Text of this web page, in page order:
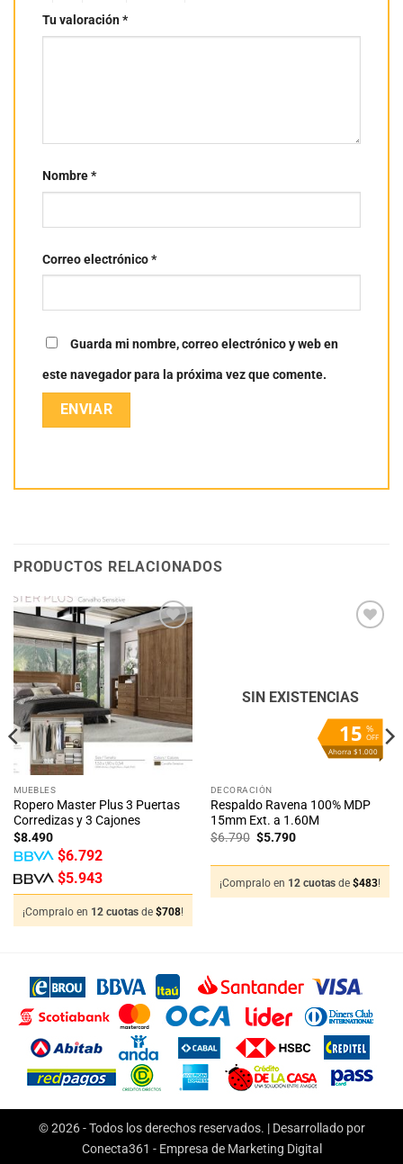
Tu valoración*
Nombre*
Correo electrónico*
Guarda mi nombre, correo electrónico y web en
este navegador para la próxima vez que comente.
PRODUCTOS RELACIONADOS
lista
MUEBLES
Ropero Master Plus 3 Puertas
Corredizas y 3 Cajones
$8.490
$6.792
$5.943
¡Compralo en 12 cuotas de $708!
%
OFF
15
Ahorra $1.000
deseos
SIN EXISTENCIAS
DECORACIÓN
Respaldo Ravena 100% MDP
15mm Ext. a 1.60M
$6.790 El
$6.790.
$5.790El
$5.790.
¡Compralo en 12 cuotas de $483!
© 2026 - Todos los derechos reservados. | Desarrollado por
Conecta361 - Empresa de Marketing Digital